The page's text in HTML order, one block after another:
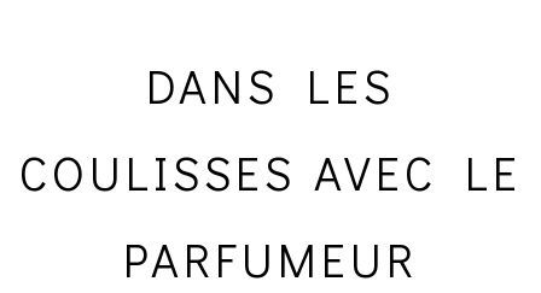
DANS LES
COULISSES AVEC LE
PARFUMEUR